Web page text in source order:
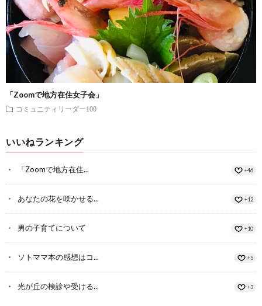
「Zoomで地方在住女子会」
コミュニティリーダー100
いいねランキング
「Zoomで地方在住... +46
あなたの花を咲かせる... +12
男の子育てについて +10
ソトママ本の感想はコ... +5
光が丘の検診や受ける... +3